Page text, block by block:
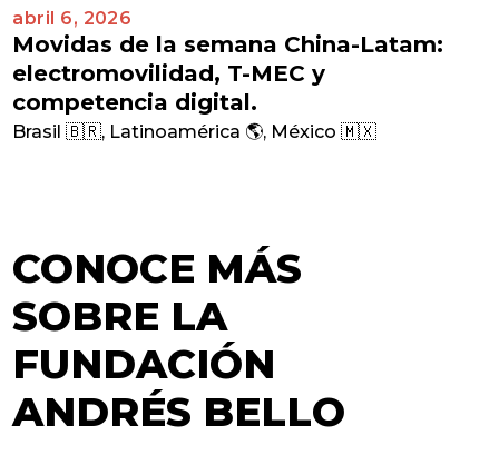
abril 6, 2026
Movidas de la semana China-Latam:
electromovilidad, T-MEC y
competencia digital.
Brasil 🇧🇷, Latinoamérica 🌎, México 🇲🇽
CONOCE MÁS
SOBRE LA
FUNDACIÓN
ANDRÉS BELLO